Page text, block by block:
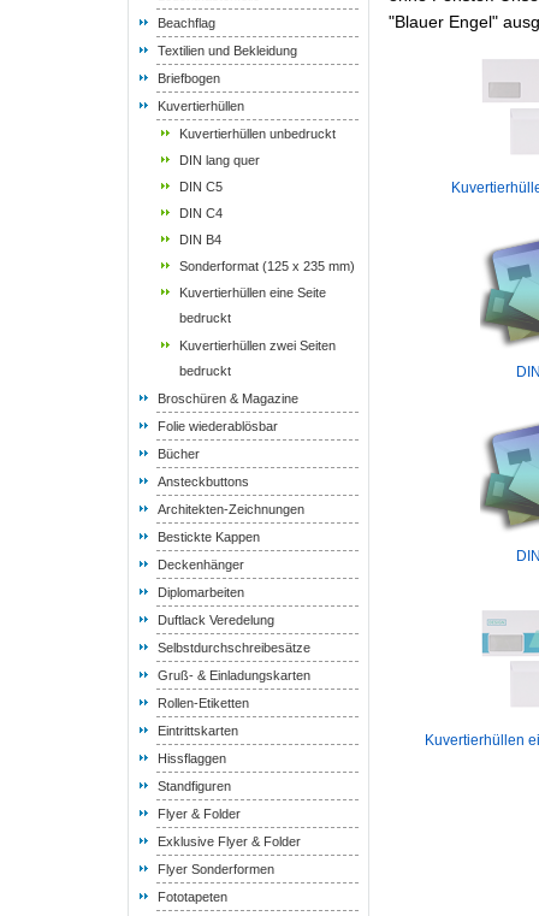
Beachflag
Textilien und Bekleidung
Briefbogen
Kuvertierhüllen
Kuvertierhüllen unbedruckt
DIN lang quer
DIN C5
DIN C4
DIN B4
Sonderformat (125 x 235 mm)
Kuvertierhüllen eine Seite
bedruckt
Kuvertierhüllen zwei Seiten
bedruckt
Broschüren & Magazine
Folie wiederablösbar
Bücher
Ansteckbuttons
Architekten-Zeichnungen
Bestickte Kappen
Deckenhänger
Diplomarbeiten
Duftlack Veredelung
Selbstdurchschreibesätze
Gruß- & Einladungskarten
Rollen-Etiketten
Eintrittskarten
Hissflaggen
Standfiguren
Flyer & Folder
Exklusive Flyer & Folder
Flyer Sonderformen
Fototapeten
"Blauer Engel"
Kuvertierhüllen